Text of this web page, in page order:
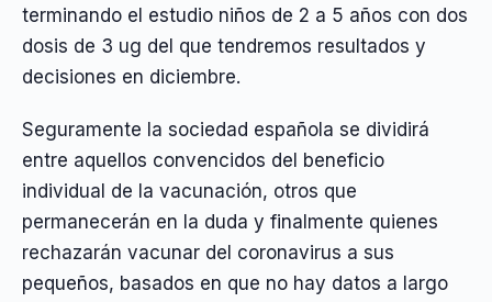
terminando el estudio niños de 2 a 5 años con dos
dosis de 3 ug del que tendremos resultados y
decisiones en diciembre.
Seguramente la sociedad española se dividirá
entre aquellos convencidos del beneficio
individual de la vacunación, otros que
permanecerán en la duda y finalmente quienes
rechazarán vacunar del coronavirus a sus
pequeños, basados en que no hay datos a largo